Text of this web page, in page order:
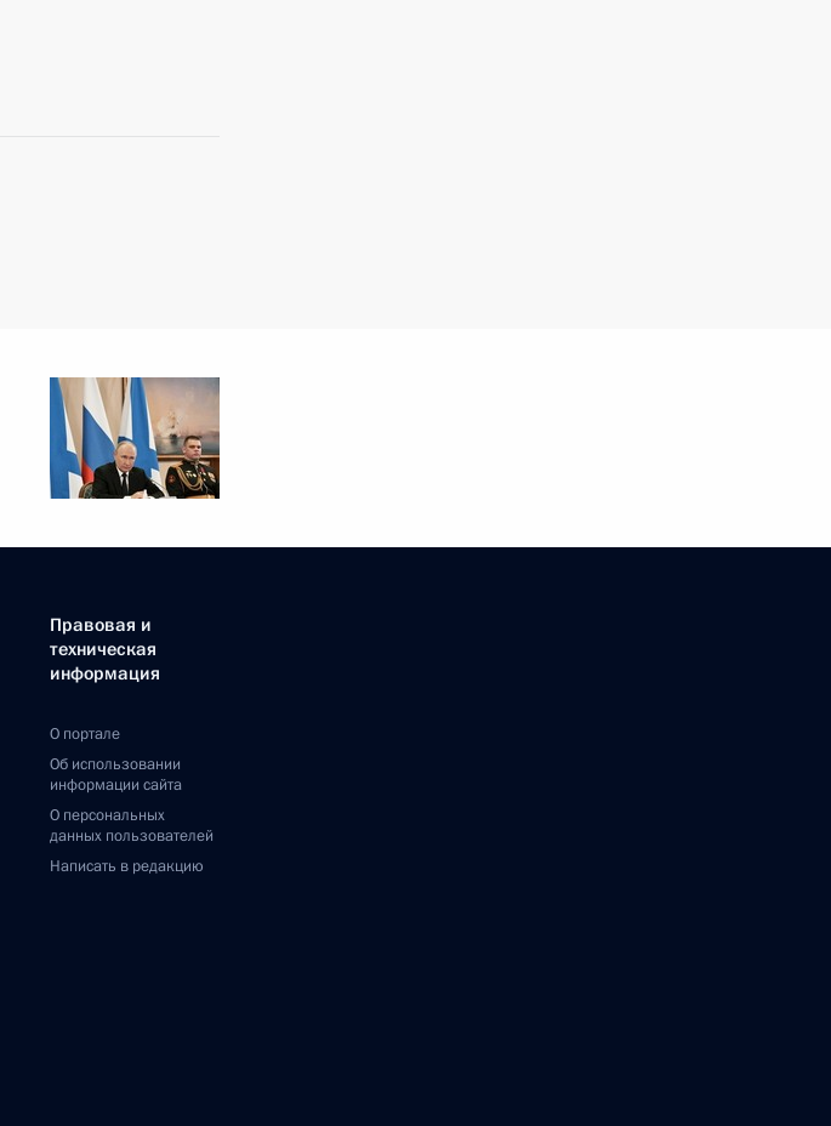
Правовая и
техническая
информация
О портале
Об использовании
информации сайта
О персональных
данных пользователей
Написать в редакцию